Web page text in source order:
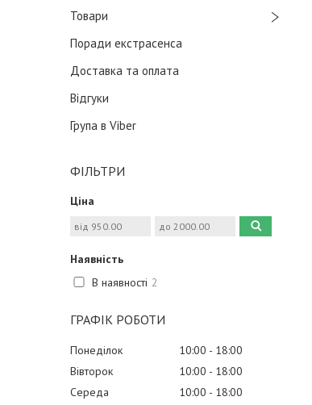
Товари
Поради екстрасенса
Доставка та оплата
Відгуки
Група в Viber
ФІЛЬТРИ
Ціна
Наявність
В наявності 2
ГРАФІК РОБОТИ
Понеділок 10:00
18:00
Вівторок
10:00
18:00
Середа
10:00
18:00